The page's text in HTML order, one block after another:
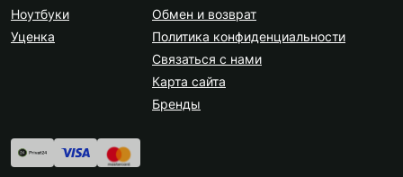
Ноутбуки
Уценка
Обмен и возврат
Политика конфиденциальности
Связаться с нами
Карта сайта
Бренды